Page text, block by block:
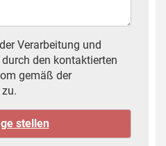
Verarbeitung und
den kontaktierten
gemäß der
zu.